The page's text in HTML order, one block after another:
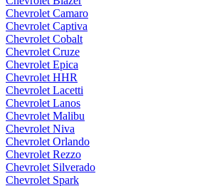
Chevrolet Camaro
Chevrolet Captiva
Chevrolet Cobalt
Chevrolet Cruze
Chevrolet Epica
Chevrolet HHR
Chevrolet Lacetti
Chevrolet Lanos
Chevrolet Malibu
Chevrolet Niva
Chevrolet Orlando
Chevrolet Rezzo
Chevrolet Silverado
Chevrolet Spark